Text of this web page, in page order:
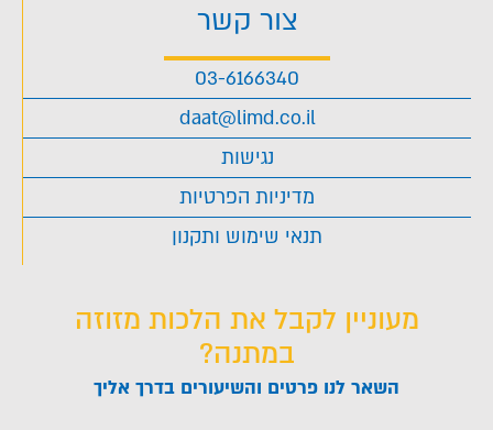
צור קשר
03-6166340
daat@limd.co.il
נגישות
מדיניות הפרטיות
תנאי שימוש ותקנון
מעוניין לקבל את הלכות מזוזה
במתנה?
השאר לנו פרטים והשיעורים בדרך אליך